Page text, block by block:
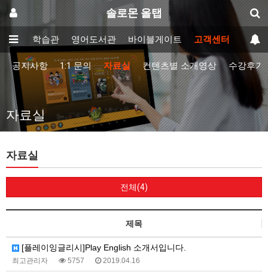
솔로몬 올탭
이러닝학습관 영어도서관 바이블게이트 고객센터
공지사항 1:1 문의 자료실 컨텐츠별 소개영상 수강후기
자료실
자료실
전체(4)
제목
[플레이잉글리시]Play English 소개서입니다.
최고관리자 5757 2019.04.16